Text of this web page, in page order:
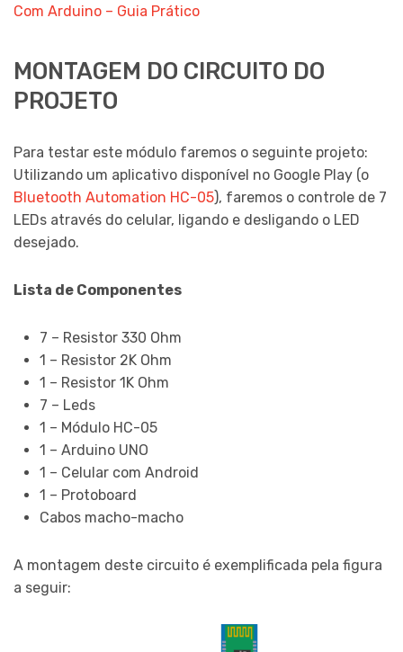
Com Arduino – Guia Prático
MONTAGEM DO CIRCUITO DO
PROJETO
Para testar este módulo faremos o seguinte projeto:
Utilizando um aplicativo disponível no Google Play (o
Bluetooth Automation HC-05), faremos o controle de 7
LEDs através do celular, ligando e desligando o LED
desejado.
Lista de Componentes
7 – Resistor 330 Ohm
1 – Resistor 2K Ohm
1 – Resistor 1K Ohm
7 – Leds
1 – Módulo HC-05
1 – Arduino UNO
1 – Celular com Android
1 – Protoboard
Cabos macho-macho
A montagem deste circuito é exemplificada pela figura
a seguir: